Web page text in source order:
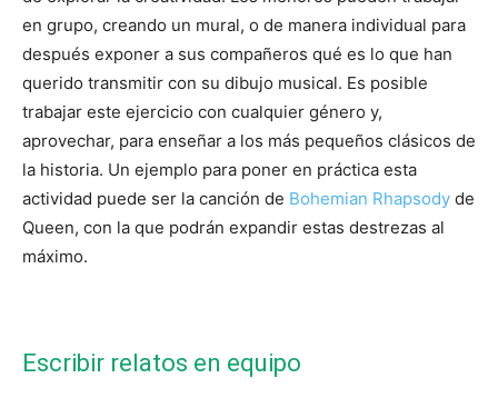
en grupo, creando un mural, o de manera individual para
después exponer a sus compañeros qué es lo que han
querido transmitir con su dibujo musical. Es posible
trabajar este ejercicio con cualquier género y,
aprovechar, para enseñar a los más pequeños clásicos de
la historia. Un ejemplo para poner en práctica esta
actividad puede ser la canción de Bohemian Rhapsody de
Queen, con la que podrán expandir estas destrezas al
máximo.
Escribir relatos en equipo